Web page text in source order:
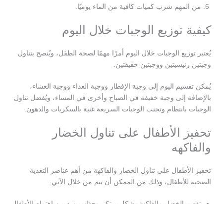
من المهم شرب كميات كافية من الماء يوميًا.
كيفية توزيع الوجبات خلال اليوم
يُعتبر توزيع الوجبات خلال اليوم أمرًا مهمًا لصحة الطفل، ويُنصح بتناول
وجبتين رئيسيتين ووجبتين خفيفتين.
يُمكن تقسيم اليوم إلى وجبة الإفطار ووجبة الغداء ووجبة العشاء،
بالإضافة إلى وجبة خفيفة في الصباح وأخرى في المساء، ويُفضل تناول
الوجبات بانتظام وتجنب الوجبات السريعة غنية بالسكريات والدهون.
تحفيز الأطفال على تناول الخضار
والفاكهه
تحفيز الأطفال على تناول الخضار والفاكهة من أهم عناصر التغذية
الصحية للأطفال، وذلك من الممكن أن يتم من خلال الآتي: